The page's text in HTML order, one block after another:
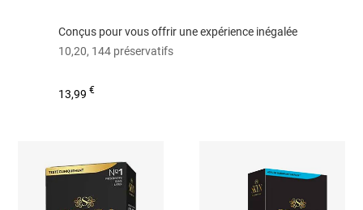
Conçus pour vous offrir une expérience inégalée
10,20, 144 préservatifs
13,99€